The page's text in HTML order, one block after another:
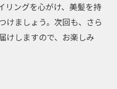
リングを心がけ、美髪を持
けましょう。次回も、さら
けしますので、お楽しみ